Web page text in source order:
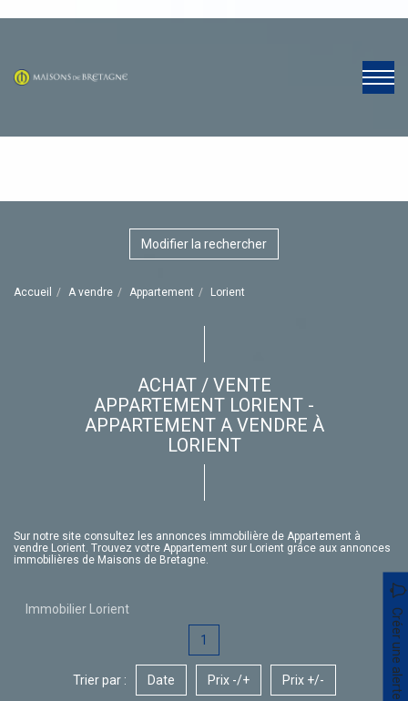
Modifier la rechercher
Accueil A vendre Appartement Lorient
ACHAT / VENTE
APPARTEMENT LORIENT -
APPARTEMENT A VENDRE À
LORIENT
Sur notre site consultez les annonces immobilière de Appartement à
vendre Lorient. Trouvez votre Appartement sur Lorient grâce aux annonces
immobilières de Maisons de Bretagne.
Immobilier Lorient Créer une alerte
1
Trier par : Date Prix -/+ Prix +/-